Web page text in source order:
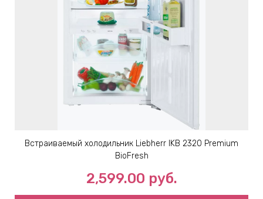
Встраиваемый холодильник Liebherr IKB 2320 Premium
BioFresh
2,599.00 руб.